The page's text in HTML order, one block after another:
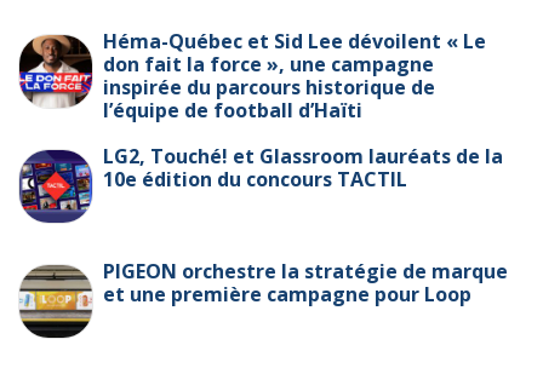
Héma-Québec et Sid Lee dévoilent « Le
don fait la force », une campagne
inspirée du parcours historique de
l’équipe de football d’Haïti
LG2, Touché! et Glassroom lauréats de la
10e édition du concours TACTIL
PIGEON orchestre la stratégie de marque
et une première campagne pour Loop